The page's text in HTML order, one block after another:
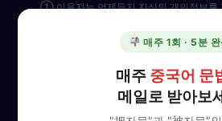
① 이용자는 언제든지 자신의 개인정보를
② 이용자는 개인정보의 수집·이용·제공
③ 개인정보 열람·정정·삭제·처리 정지 요
(1800-9069) 또는 이메일을 통해 할 수 있
매주 1회 · 5분
매주 중국어 문
메일로 받아보